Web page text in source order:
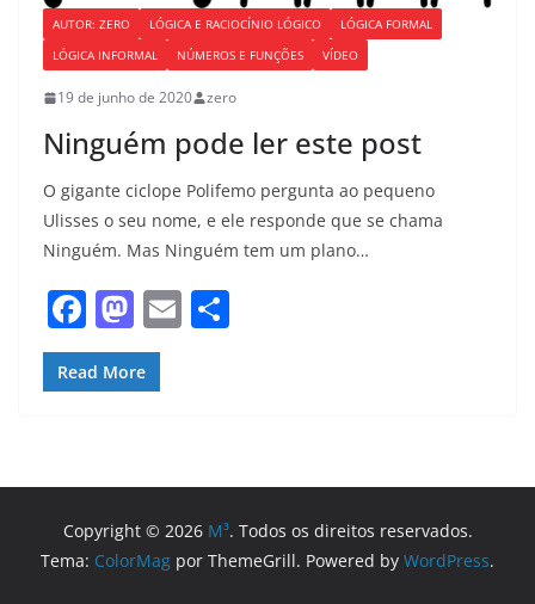
AUTOR: ZERO LÓGICA E RACIOCÍNIO LÓGICO
LÓGICA FORMAL
LÓGICA INFORMAL
NÚMEROS E FUNÇÕES VÍDEO
19 de junho de 2020 zero
Ninguém pode ler este post
O gigante ciclope Polifemo pergunta ao pequeno
Ulisses o seu nome, e ele responde que se chama
Ninguém. Mas Ninguém tem um plano…
F
a
c
o
o
k
M
a
st
o
n
E
Read More
Copyright © 2026 M³. Todos os direitos reservados.
Tema: ColorMag por ThemeGrill. Powered by WordPress.